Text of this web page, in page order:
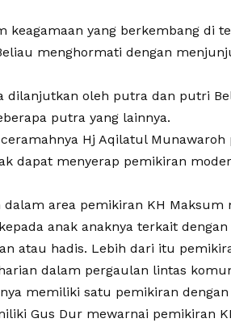
keagamaan yang berkembang di
menghormati dengan
dilanjutkan oleh putra dan putri
putra yang lainnya.
Hj Aqilatul
dapat menyerap pemikiran
area pemikiran KH Maksum
anak anaknya terkait
atau hadis. Lebih dari itu
dalam pergaulan lintas
memiliki satu pemikiran
Gus Dur mewarnai pemikiran